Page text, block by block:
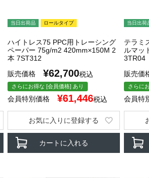
当日出荷品 ロールタイプ
ハイトレス75 PPC用トレーシング
ペーパー 75g/m2 420mm×150M 2
本 7ST312
販売価格
¥62,700税込
さらにお得な [会員価格] あり
会員特別価格 ¥61,446税込
カートに入れる
お気に入りに登録する
当日出荷
テラミ
ルマッ
3TR04
販売価
さらに
会員特